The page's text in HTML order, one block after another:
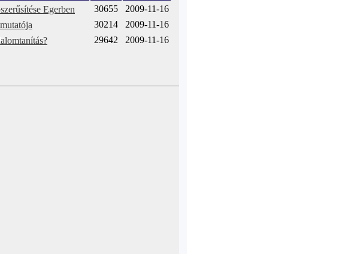
Egerben 30655 2009-11-16
30214 2009-11-16
29642 2009-11-16